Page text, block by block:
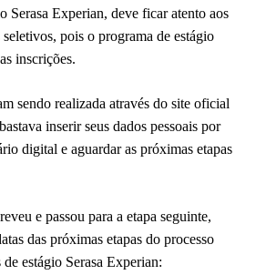
Serasa Experian, deve ficar atento aos
pois o programa de estágio
inscrições.
sendo realizada através do site oficial
inserir seus dados pessoais por
digital e aguardar as próximas etapas
e passou para a etapa seguinte,
das próximas etapas do processo
estágio Serasa Experian: